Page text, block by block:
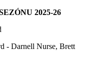
2025-26
- Darnell Nurse, Brett